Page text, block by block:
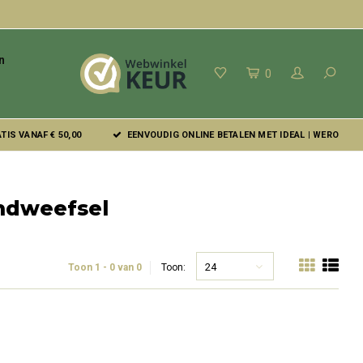
0
VANAF € 50,00 EENVOUDIG ONLINE BETALEN MET IDEAL | WERO
Toon 1 - 0 van 0 Toon: 24